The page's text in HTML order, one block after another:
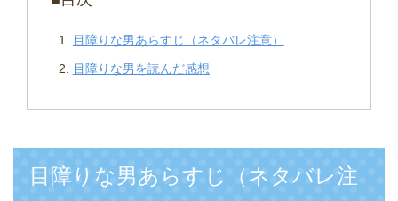
目障りな男あらすじ（ネタバレ注意）
目障りな男を読んだ感想
目障りな男あらすじ（ネタバレ注